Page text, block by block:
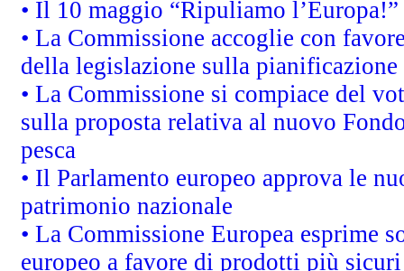
• Il 10 maggio “Ripuliamo l’Europa!”
• La Commissione accoglie con
della legislazione sulla
• La Commissione si compiace del
sulla proposta relativa al nuovo
pesca
• Il Parlamento europeo approva le
patrimonio nazionale
• La Commissione Europea esprime
europeo a favore di prodotti più